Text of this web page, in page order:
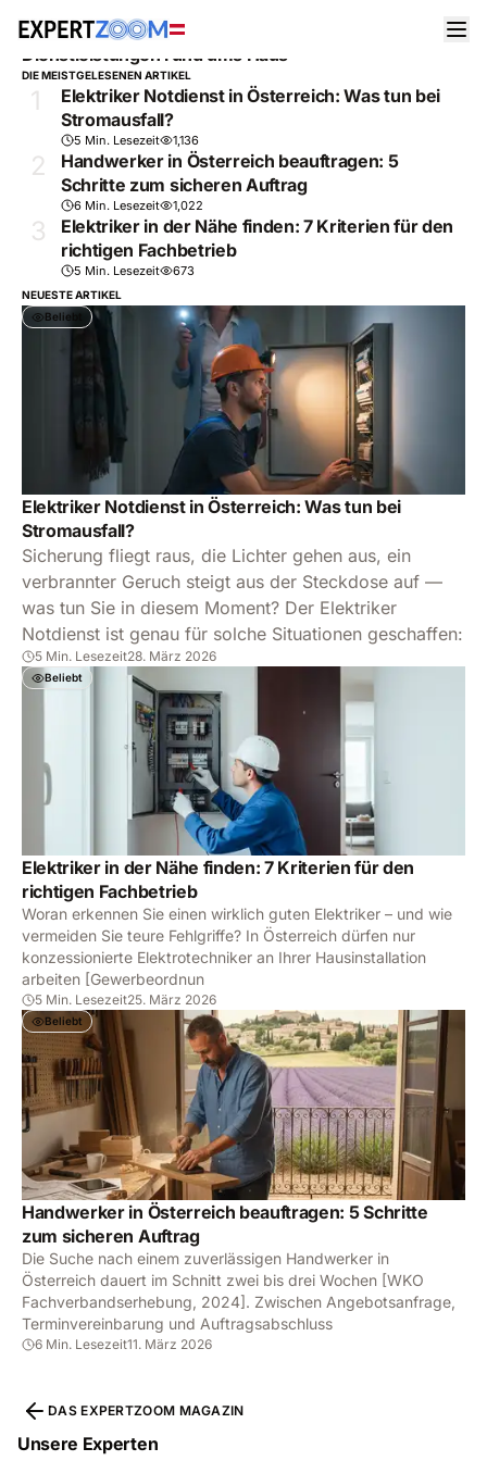
MAGAZINE /DIENSTLEISTUNGEN RUND UMS HAUS
Dienstleistungen rund ums Haus
DIE MEISTGELESENEN ARTIKEL
1
Elektriker Notdienst in Österreich: Was tun bei
Stromausfall?
5 Min. Lesezeit 1,136
2
Handwerker in Österreich beauftragen: 5
Schritte zum sicheren Auftrag
6 Min. Lesezeit 1,022
3
Elektriker in der Nähe finden: 7 Kriterien für den
richtigen Fachbetrieb
5 Min. Lesezeit 673
NEUESTE ARTIKEL
Beliebt
Elektriker Notdienst in Österreich: Was tun bei
Stromausfall?
Sicherung fliegt raus, die Lichter gehen aus, ein
verbrannter Geruch steigt aus der Steckdose auf —
was tun Sie in diesem Moment? Der Elektriker
Notdienst ist genau für solche Situationen geschaffen:
5 Min. Lesezeit28. März 2026
Beliebt
Elektriker in der Nähe finden: 7 Kriterien für den
richtigen Fachbetrieb
Woran erkennen Sie einen wirklich guten Elektriker – und wie
vermeiden Sie teure Fehlgriffe? In Österreich dürfen nur
konzessionierte Elektrotechniker an Ihrer Hausinstallation
arbeiten [Gewerbeordnun
5 Min. Lesezeit25. März 2026
Beliebt
Handwerker in Österreich beauftragen: 5 Schritte
zum sicheren Auftrag
Die Suche nach einem zuverlässigen Handwerker in
Österreich dauert im Schnitt zwei bis drei Wochen [WKO
Fachverbandserhebung, 2024]. Zwischen Angebotsanfrage,
Terminvereinbarung und Auftragsabschluss
6 Min. Lesezeit11. März 2026
DAS EXPERTZOOM MAGAZIN
Unsere Experten